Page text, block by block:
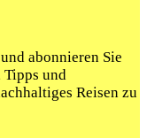
abonnieren Sie
Tipps und
Reisen zu